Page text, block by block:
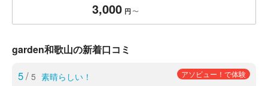
3,000 円 〜
garden和歌山の新着口コミ
5/ 5 素晴らしい！ アソビュー！で体験